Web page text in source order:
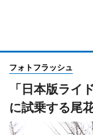
フォトフラッシュ
「日本版ライ
に試乗する尾